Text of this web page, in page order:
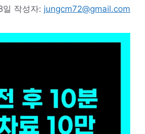
작성자: jungcm72@gmail.com